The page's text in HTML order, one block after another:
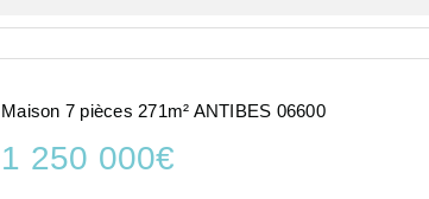
Maison 7 pièces 271m² ANTIBES 06600
1 250 000€